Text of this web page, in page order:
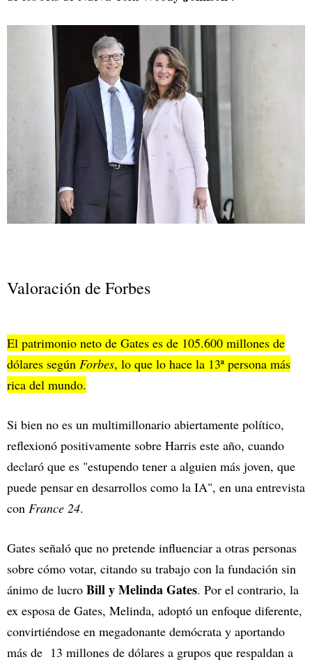
Valoración de Forbes
El patrimonio neto de Gates es de 105.600 millones de
dólares según Forbes, lo que lo hace la 13ª persona más
rica del mundo.
Si bien no es un multimillonario abiertamente político,
reflexionó positivamente sobre Harris este año, cuando
declaró que es "estupendo tener a alguien más joven, que
puede pensar en desarrollos como la IA", en una entrevista
con France 24.
Gates señaló que no pretende influenciar a otras personas
sobre cómo votar, citando su trabajo con la fundación sin
ánimo de lucro Bill y Melinda Gates. Por el contrario, la
ex esposa de Gates, Melinda, adoptó un enfoque diferente,
convirtiéndose en megadonante demócrata y aportando
más de 13 millones de dólares a grupos que respaldan a